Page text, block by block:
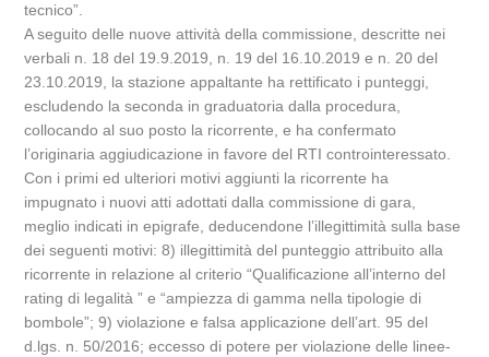
tecnico”.
A seguito delle nuove attività della commissione, descritte nei
verbali n. 18 del 19.9.2019, n. 19 del 16.10.2019 e n. 20 del
23.10.2019, la stazione appaltante ha rettificato i punteggi,
escludendo la seconda in graduatoria dalla procedura,
collocando al suo posto la ricorrente, e ha confermato
l’originaria aggiudicazione in favore del RTI controinteressato.
Con i primi ed ulteriori motivi aggiunti la ricorrente ha
impugnato i nuovi atti adottati dalla commissione di gara,
meglio indicati in epigrafe, deducendone l’illegittimità sulla base
dei seguenti motivi: 8) illegittimità del punteggio attribuito alla
ricorrente in relazione al criterio “Qualificazione all’interno del
rating di legalità ” e “ampiezza di gamma nella tipologie di
bombole”; 9) violazione e falsa applicazione dell’art. 95 del
d.lgs. n. 50/2016; eccesso di potere per violazione delle linee-